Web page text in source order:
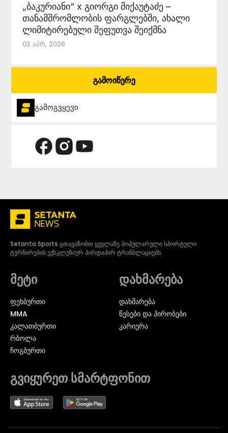
„ბაკურიანი“ x გიორგი მიქაუტაძე –
თანამშრომლობის ფარგლებში, ახალი
ლიმიტირებული შეფუთვა შეიქმნა
02 Აპრ, 2026
გამოიწერე
გამოგვყევი
Setanta Sports გთავაზობთ ყველაზე პოპულარული სპორტული
ტურნირების ექსკლუზიურ პირდაპირ ტრანსლაციებს.
მეტი
ᲤᲔᲮᲑᲣᲠᲗᲘ
MMA
ᲙᲐᲚᲐᲗᲑᲣᲠᲗᲘ
ᲠᲑᲝᲚᲐ
ᲩᲝᲒᲑᲣᲠᲗᲘ
დახმარება
დახმარება
წესები და პირობები
კარიერა
გვიყურეთ სმარტფონით